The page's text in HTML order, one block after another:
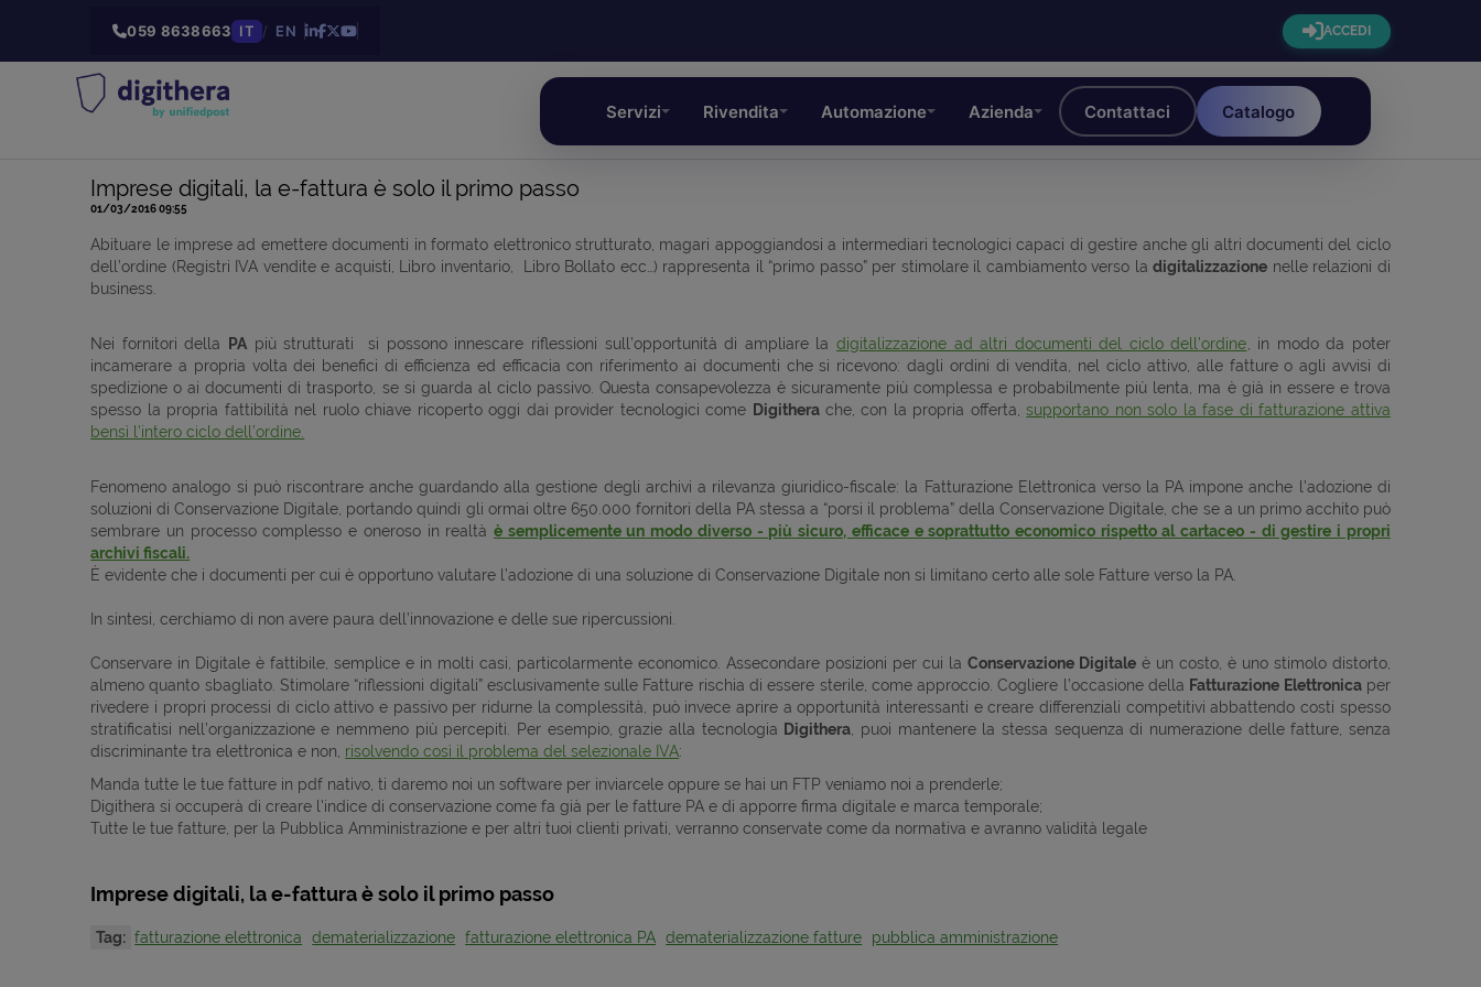
059 8638663 IT / EN ACCEDI
Servizi Rivendita Automazione Azienda Contattaci Catalogo
Imprese digitali, la e-fattura è solo il primo passo
01/03/2016 09:55
Abituare le imprese ad emettere documenti in formato elettronico strutturato, magari appoggiandosi a intermediari tecnologici capaci di gestire anche gli altri documenti del ciclo
dell’ordine (Registri IVA vendite e acquisti, Libro inventario, Libro Bollato ecc…) rappresenta il “primo passo” per stimolare il cambiamento verso ladigitalizzazione nelle relazioni di
business.
Nei fornitori della PApiù strutturati si possono innescare riflessioni sull’opportunità di ampliare la digitalizzazione ad altri documenti del ciclo dell’ordine , in modo da poter
incamerare a propria volta dei benefici di efficienza ed efficacia con riferimento ai documenti che si ricevono: dagli ordini di vendita, nel ciclo attivo, alle fatture o agli avvisi di
spedizione o ai documenti di trasporto, se si guarda al ciclo passivo. Questa consapevolezza è sicuramente più complessa e probabilmente più lenta, ma è già in essere e trova
spesso la propria fattibilità nel ruolo chiave ricoperto oggi dai provider tecnologici come Digitherache, con la propria offerta,supportano non solo la fase di fatturazione attiva
bensì l’intero ciclo dell’ordine.
Fenomeno analogo si può riscontrare anche guardando alla gestione degli archivi a rilevanza giuridico-fiscale: la Fatturazione Elettronica verso la PA impone anche l’adozione di
soluzioni di Conservazione Digitale, portando quindi gli ormai oltre 650.000 fornitori della PA stessa a “porsi il problema” della Conservazione Digitale, che se a un primo acchito può
sembrare un processo complesso e oneroso in realtàè semplicemente un modo diverso - più sicuro, efficace e soprattutto economico rispetto al cartaceo - di gestire i propri
archivi fiscali.
È evidente che i documenti per cui è opportuno valutare l’adozione di una soluzione di Conservazione Digitale non si limitano certo alle sole Fatture verso la PA.
In sintesi, cerchiamo di non avere paura dell’innovazione e delle sue ripercussioni.
Conservare in Digitale è fattibile, semplice e in molti casi, particolarmente economico. Assecondare posizioni per cui la Conservazione Digitaleè un costo, è uno stimolo distorto,
almeno quanto sbagliato. Stimolare “riflessioni digitali” esclusivamente sulle Fatture rischia di essere sterile, come approccio. Cogliere l’occasione della Fatturazione Elettronicaper
rivedere i propri processi di ciclo attivo e passivo per ridurne la complessità, può invece aprire a opportunità interessanti e creare differenziali competitivi abbattendo costi spesso
stratificatisi nell’organizzazione e nemmeno più percepiti. Per esempio, grazie alla tecnologia Digithera , puoi mantenere la stessa sequenza di numerazione delle fatture, senza
discriminante tra elettronica e non, risolvendo così il problema del selezionale IVA:
Manda tutte le tue fatture in pdf nativo, ti daremo noi un software per inviarcele oppure se hai un FTP veniamo noi a prenderle;
Digithera si occuperà di creare l'indice di conservazione come fa già per le fatture PA e di apporre firma digitale e marca temporale;
Tutte le tue fatture, per la Pubblica Amministrazione e per altri tuoi clienti privati, verranno conservate come da normativa e avranno validità legale
Imprese digitali, la e-fattura è solo il primo passo
Tag: fatturazione elettronica dematerializzazione fatturazione elettronica PA dematerializzazione fatture pubblica amministrazione